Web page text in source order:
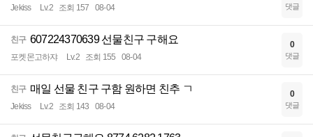
Jekiss Lv.2 조회 157 08-04 댓글
친구 607224370639 선물친구 구해요
포켓몬고하쟈 Lv.2 조회 155 08-04
0
댓글
친구 매일 선물 친구 구함 원하면 친추 ㄱ
Jekiss Lv.2 조회 143 08-04
0
댓글